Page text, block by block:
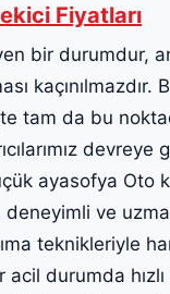
Fiyatları
bir durumdur,
tam da bu
devreye
ayasofya Oto
deneyimli ve
teknikleriyle
acil durumda